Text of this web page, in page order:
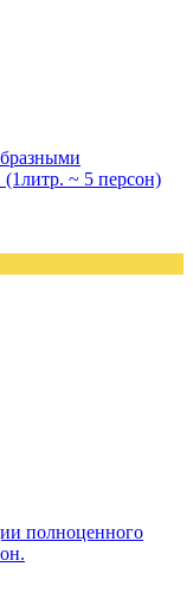
~ 5 персон)
полноценного